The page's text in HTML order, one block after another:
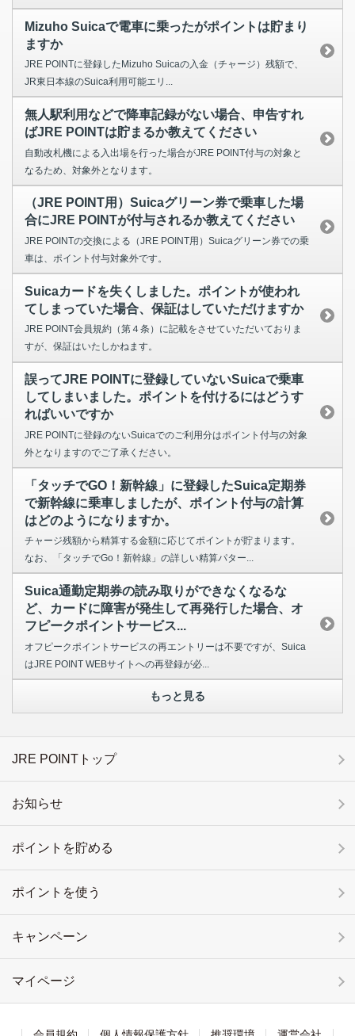
Mizuho Suicaで電車に乗ったがポイントは貯まり
ますか
JRE POINTに登録したMizuho Suicaの入金（チャージ）残額で、
JR東日本線のSuica利用可能エリ...
無人駅利用などで降車記録がない場合、申告すれ
ばJRE POINTは貯まるか教えてください
自動改札機による入出場を行った場合がJRE POINT付与の対象と
なるため、対象外となります。
（JRE POINT用）Suicaグリーン券で乗車した場
合にJRE POINTが付与されるか教えてください
JRE POINTの交換による（JRE POINT用）Suicaグリーン券での乗
車は、ポイント付与対象外です。
Suicaカードを失くしました。ポイントが使われ
てしまっていた場合、保証はしていただけますか
JRE POINT会員規約（第４条）に記載をさせていただいておりま
すが、保証はいたしかねます。
誤ってJRE POINTに登録していないSuicaで乗車
してしまいました。ポイントを付けるにはどうす
ればいいですか
JRE POINTに登録のないSuicaでのご利用分はポイント付与の対象
外となりますのでご了承ください。
「タッチでGO！新幹線」に登録したSuica定期券
で新幹線に乗車しましたが、ポイント付与の計算
はどのようになりますか。
チャージ残額から精算する金額に応じてポイントが貯まります。
なお、「タッチでGo！新幹線」の詳しい精算パター...
Suica通勤定期券の読み取りができなくなるな
ど、カードに障害が発生して再発行した場合、オ
フピークポイントサービス...
オフピークポイントサービスの再エントリーは不要ですが、Suica
はJRE POINT WEBサイトへの再登録が必...
もっと見る
JRE POINTトップ
お知らせ
ポイントを貯める
ポイントを使う
キャンペーン
マイページ